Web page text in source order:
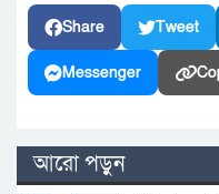
Share Tweet
Messenger
আরো পড়ুন